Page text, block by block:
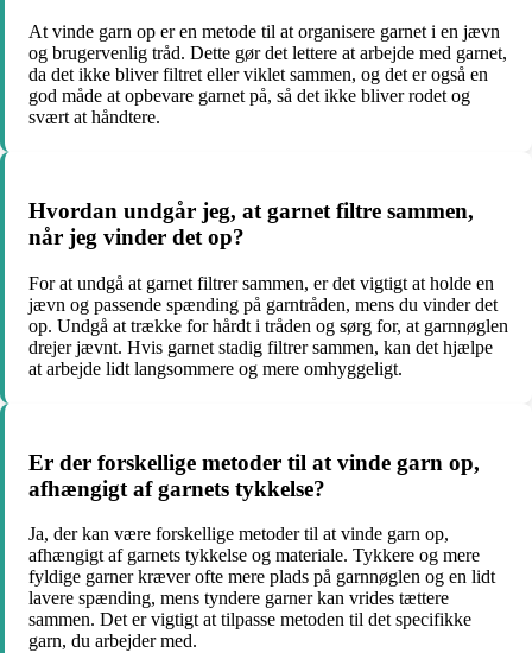
At vinde garn op er en metode til at organisere garnet i en jævn
og brugervenlig tråd. Dette gør det lettere at arbejde med garnet,
da det ikke bliver filtret eller viklet sammen, og det er også en
god måde at opbevare garnet på, så det ikke bliver rodet og
svært at håndtere.
Hvordan undgår jeg, at garnet filtre sammen,
når jeg vinder det op?
For at undgå at garnet filtrer sammen, er det vigtigt at holde en
jævn og passende spænding på garntråden, mens du vinder det
op. Undgå at trække for hårdt i tråden og sørg for, at garnnøglen
drejer jævnt. Hvis garnet stadig filtrer sammen, kan det hjælpe
at arbejde lidt langsommere og mere omhyggeligt.
Er der forskellige metoder til at vinde garn op,
afhængigt af garnets tykkelse?
Ja, der kan være forskellige metoder til at vinde garn op,
afhængigt af garnets tykkelse og materiale. Tykkere og mere
fyldige garner kræver ofte mere plads på garnnøglen og en lidt
lavere spænding, mens tyndere garner kan vrides tættere
sammen. Det er vigtigt at tilpasse metoden til det specifikke
garn, du arbejder med.